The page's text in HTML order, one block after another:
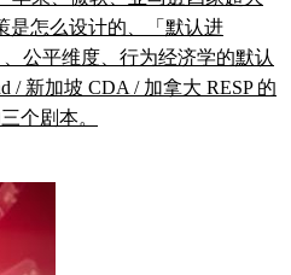
是怎么设计的、「默认进
公平维度、行为经济学的默认
/ 新加坡 CDA / 加拿大 RESP 的
个剧本。